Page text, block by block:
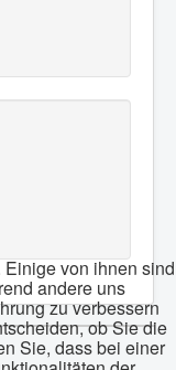
von ihnen sind
andere uns
zu verbessern
ob Sie die
Sie, dass bei einer